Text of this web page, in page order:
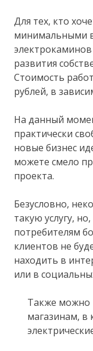
Для тех, кто
минимальными
развития
Стоимость
рублей, в
На данный
практически
новые бизнес
можете смело
проекта.
Безусловно,
такую услугу,
потребителям
клиентов не
находить в
или в
Также можно
магазинам, в